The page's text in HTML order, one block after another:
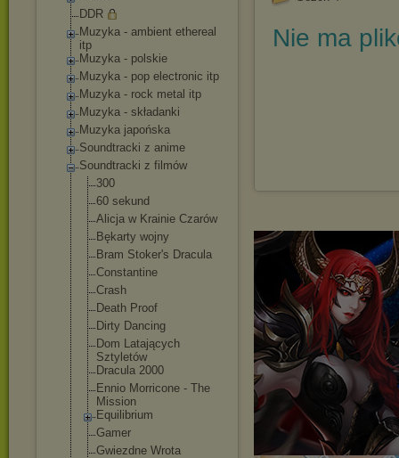
DDR
Muzyka - ambient ethereal
itp
Muzyka - polskie
Muzyka - pop electronic itp
Muzyka - rock metal itp
Muzyka - składanki
Muzyka japońska
Soundtracki z anime
Soundtracki z filmów
300
60 sekund
Alicja w Krainie Czarów
Bękarty wojny
Bram Stoker's Dracula
Constantine
Crash
Death Proof
Dirty Dancing
Dom Latających
Sztyletów
Dracula 2000
Ennio Morricone - The
Mission
Equilibrium
Gamer
Gwiezdne Wrota
Nie ma